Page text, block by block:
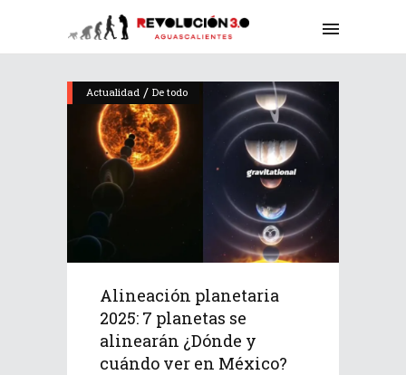
Actualidad / De todo
Alineación planetaria
2025: 7 planetas se
alinearán ¿Dónde y
cuándo ver en México?